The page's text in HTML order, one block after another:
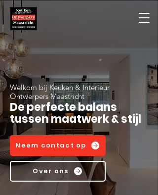
Welkom bij Keuken & Interieur
Ontwerpers Maastricht
De perfecte balans
tussen maatwerk & stijl
Neem contact op
Over ons